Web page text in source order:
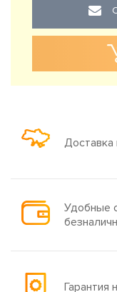
Доставка
Удобные
Гарантия